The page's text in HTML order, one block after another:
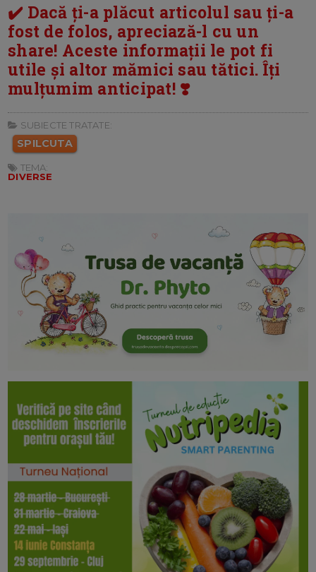
✔️ Dacă ți-a plăcut articolul sau ți-a
fost de folos, apreciază-l cu un
share! Aceste informații le pot fi
utile și altor mămici sau tătici. Îți
mulțumim anticipat! ❣️
SUBIECTE TRATATE:
SPILCUTA
TEMA:
DIVERSE